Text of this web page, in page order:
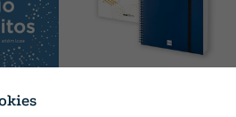
Tapa blanda o bolsillo